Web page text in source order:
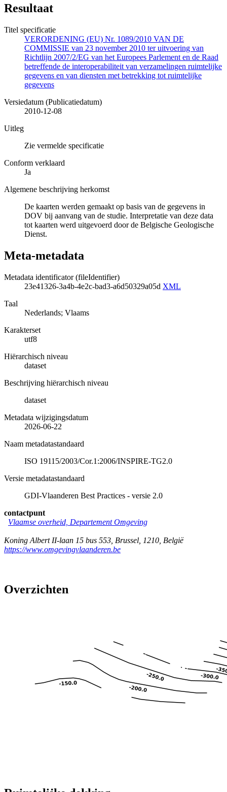
Resultaat
Titel specificatie
VERORDENING (EU) Nr. 1089/2010 VAN DE
COMMISSIE van 23 november 2010 ter uitvoering van
Richtlijn 2007/2/EG van het Europees Parlement en de Raad
betreffende de interoperabiliteit van verzamelingen ruimtelijke
gegevens en van diensten met betrekking tot ruimtelijke
gegevens
Versiedatum (Publicatiedatum)
2010-12-08
Uitleg
Zie vermelde specificatie
Conform verklaard
Ja
Algemene beschrijving herkomst
De kaarten werden gemaakt op basis van de gegevens in
DOV bij aanvang van de studie. Interpretatie van deze data
tot kaarten werd uitgevoerd door de Belgische Geologische
Dienst.
Meta-metadata
Metadata identificator (fileIdentifier)
23e41326-3a4b-4e2c-bad3-a6d50329a05d XML
Taal
Nederlands; Vlaams
Karakterset
utf8
Hiërarchisch niveau
dataset
Beschrijving hiërarchisch niveau
dataset
Metadata wijzigingsdatum
2026-06-22
Naam metadatastandaard
ISO 19115/2003/Cor.1:2006/INSPIRE-TG2.0
Versie metadatastandaard
GDI-Vlaanderen Best Practices - versie 2.0
contactpunt
Vlaamse overheid, Departement Omgeving
Koning Albert II-laan 15 bus 553 Brussel 1210 België
https://www.omgevingvlaanderen.be
Overzichten